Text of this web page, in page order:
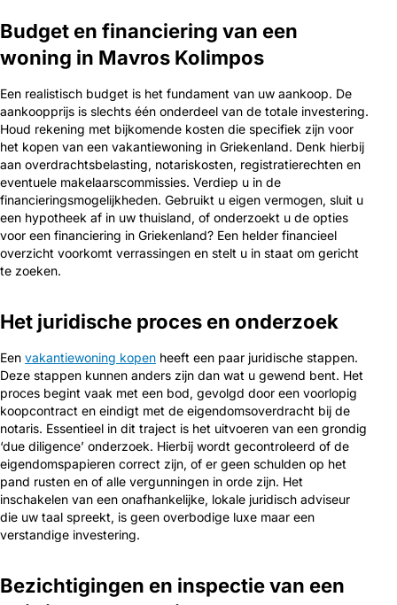
Budget en financiering van een
woning in Mavros Kolimpos
Een realistisch budget is het fundament van uw aankoop. De
aankoopprijs is slechts één onderdeel van de totale investering.
Houd rekening met bijkomende kosten die specifiek zijn voor
het kopen van een vakantiewoning in Griekenland. Denk hierbij
aan overdrachtsbelasting, notariskosten, registratierechten en
eventuele makelaarscommissies. Verdiep u in de
financieringsmogelijkheden. Gebruikt u eigen vermogen, sluit u
een hypotheek af in uw thuisland, of onderzoekt u de opties
voor een financiering in Griekenland? Een helder financieel
overzicht voorkomt verrassingen en stelt u in staat om gericht
te zoeken.
Het juridische proces en onderzoek
Een vakantiewoning kopen heeft een paar juridische stappen.
Deze stappen kunnen anders zijn dan wat u gewend bent. Het
proces begint vaak met een bod, gevolgd door een voorlopig
koopcontract en eindigt met de eigendomsoverdracht bij de
notaris. Essentieel in dit traject is het uitvoeren van een grondig
‘due diligence’ onderzoek. Hierbij wordt gecontroleerd of de
eigendomspapieren correct zijn, of er geen schulden op het
pand rusten en of alle vergunningen in orde zijn. Het
inschakelen van een onafhankelijke, lokale juridisch adviseur
die uw taal spreekt, is geen overbodige luxe maar een
verstandige investering.
Bezichtigingen en inspectie van een